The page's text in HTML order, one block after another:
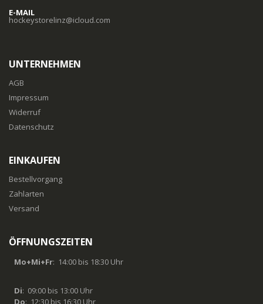
E-MAIL
hockeystorelinz@icloud.com
UNTERNEHMEN
AGB
Impressum
Widerruf
Datenschutz
EINKAUFEN
Bestellvorgang
Zahlarten
Versand
ÖFFNUNGSZEITEN
Mo+Mi+Fr: 14:00 bis 18:30 Uhr
Di: 09:00 bis 13:00 Uhr
Do: 12:30 bis 16:30 Uhr